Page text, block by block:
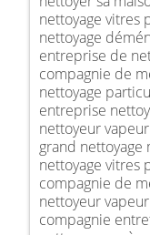
nettoyage vitres
nettoyage
entreprise de
compagnie de
nettoyage
entreprise
nettoyeur
grand nettoyage
nettoyage vitres
compagnie de
nettoyeur
compagnie